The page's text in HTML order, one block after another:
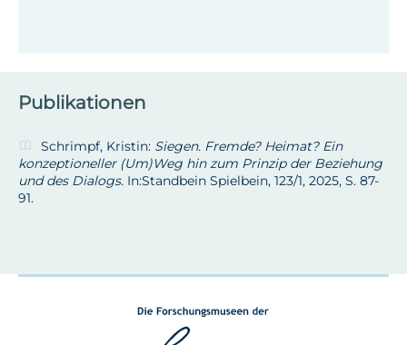
Publikationen
Schrimpf, Kristin: Siegen. Fremde? Heimat? Ein
konzeptioneller (Um)Weg hin zum Prinzip der Beziehung
und des Dialogs. In:Standbein Spielbein, 123/1, 2025, S. 87-
91.